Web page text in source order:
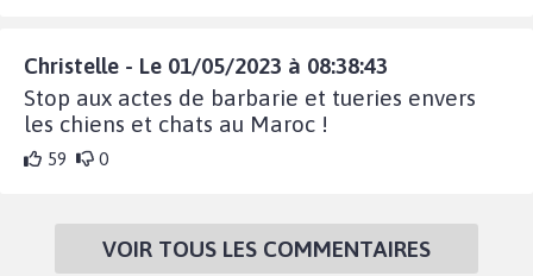
Christelle - Le 01/05/2023 à 08:38:43
Stop aux actes de barbarie et tueries envers
les chiens et chats au Maroc !
59 0
VOIR TOUS LES COMMENTAIRES